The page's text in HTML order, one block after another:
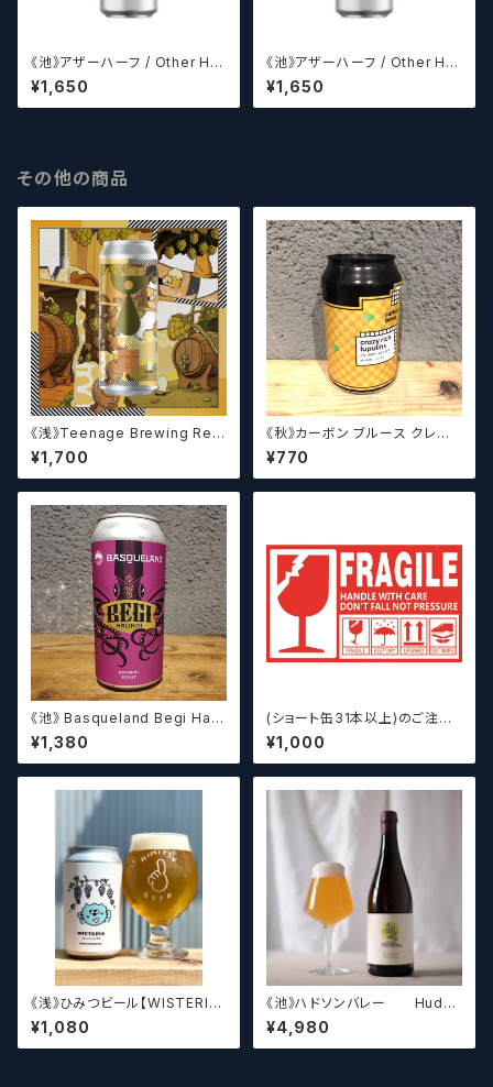
《池》アザーハーフ / Other Hal
f DDH Cheddar 【クラフトビー
ルシザーズ】
¥1,650
《池》アザーハーフ / Other Hal
f Double Simcoe Daydrea
m 【クラフトビールシザーズ】
¥1,650
その他の商品
《浅》Teenage Brewing Res
urrection // レザレクション【ク
ラフトビール】
¥1,700
《秋》カーボン ブルース クレイ
ジーリッチルプリンズ Carbo
n Brews Crazy rich Lupulin
s【クラフトビール】
¥770
《池》 Basqueland Begi Hau
ndi ベヒ アウンディ
¥1,380
(ショート缶31本以上)のご注文
の場合いこちらをご購入くださ
い。 【クラフトビール】
¥1,000
《浅》ひみつビール【WISTERIA】
／ ウィステリア
¥1,080
《池》ハドソンバレー Hudso
n Valley Blossom
¥4,980